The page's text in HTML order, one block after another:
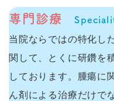
専門診療
当院ならではの特化し
関して、とくに研鑽を
しております。腫瘍に
ん剤による治療だけで